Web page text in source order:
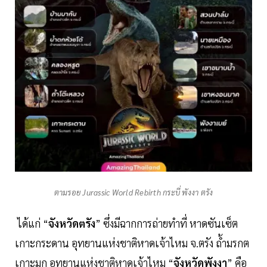
ตามรอย Jurassic World Rebirth กระบี่ พังงา ตรัง
ได้แก่ “จังหวัดตรัง” ซึ่งมีฉากการถ่ายทำที่ หาดซันเซ็ต
เกาะกระดาน อุทยานแห่งชาติหาดเจ้าไหม จ.ตรัง ถ้ำมรกต
เกาะมุก อุทยานแห่งชาติหาดเจ้าไหม “จังหวัดพังงา” คือ